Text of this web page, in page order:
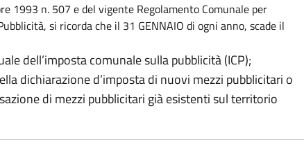
1993 n. 507 e del vigente Regolamento Comunale per
si ricorda che il 31 GENNAIO di ogni anno, scade il
dell’imposta comunale sulla pubblicità (ICP);
dichiarazione d’imposta di nuovi mezzi pubblicitari o
di mezzi pubblicitari già esistenti sul territorio